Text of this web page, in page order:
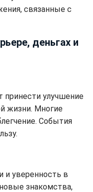
связанные с
деньгах и
принести улучшение
жизни. Многие
События
и уверенность в
знакомства,